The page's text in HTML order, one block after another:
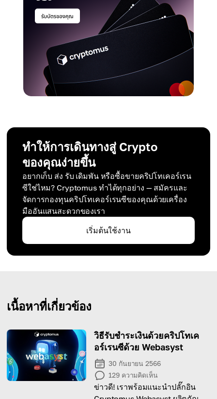
ทำให้การเดินทางสู่ Crypto
ของคุณง่ายขึ้น
อยากเก็บ ส่ง รับ เดิมพัน หรือซื้อขายคริปโทเคอร์เรน
ซีใช่ไหม? Cryptomus ทำได้ทุกอย่าง — สมัครและ
จัดการกองทุนคริปโทเคอร์เรนซีของคุณด้วยเครื่อง
มืออันแสนสะดวกของเรา
เริ่มต้นใช้งาน
เนื้อหาที่เกี่ยวข้อง
วิธีรับชำระเงินด้วยคริปโทเค
อร์เรนซีด้วย Webasyst
30 กันยายน 2566
129 ความคิดเห็น
ข่าวดี! เราพร้อมแนะนำปลั๊กอิน